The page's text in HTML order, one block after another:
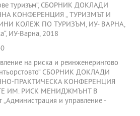
туризъм“, СБОРНИК ДОКЛАДИ
КОНФЕРЕНЦИЯ „ ТУРИЗМЪТ И
КОЛЕЖ ПО ТУРИЗЪМ, ИУ- ВАРНА,
ИУ-Варна, 2018
на риска и реинженерингово
СБОРНИК ДОКЛАДИ
ПРАКТИЧЕСКА КОНФЕРЕНЦИЯ
ИМ. РИСК МЕНИДЖМЪНТ В
и управление -